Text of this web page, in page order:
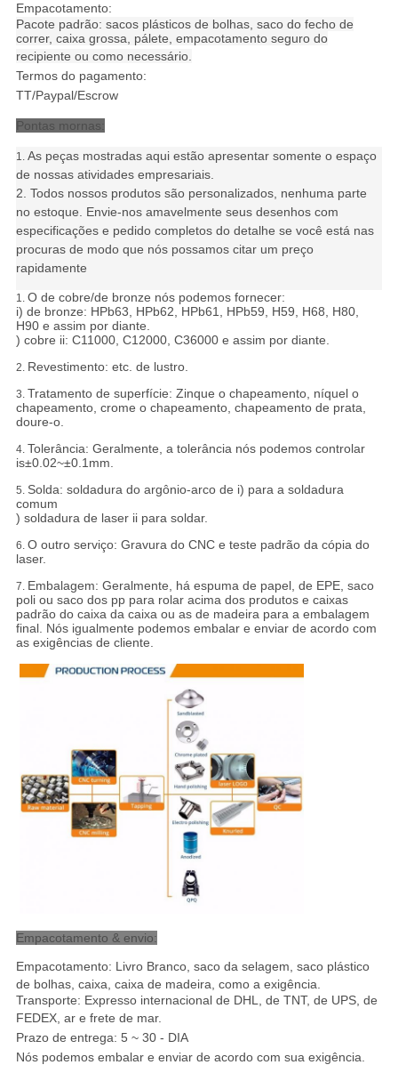
Empacotamento:
Pacote padrão: sacos plásticos de bolhas, saco do fecho de
correr, caixa grossa, pálete, empacotamento seguro do
recipiente ou como necessário.
Termos do pagamento:
TT/Paypal/Escrow
Pontas mornas:
1. As peças mostradas aqui estão apresentar somente o espaço
de nossas atividades empresariais.
2. Todos nossos produtos são personalizados, nenhuma parte
no estoque. Envie-nos amavelmente seus desenhos com
especificações e pedido completos do detalhe se você está nas
procuras de modo que nós possamos citar um preço
rapidamente
1. O de cobre/de bronze nós podemos fornecer:
i) de bronze: HPb63, HPb62, HPb61, HPb59, H59, H68, H80,
H90 e assim por diante.
) cobre ii: C11000, C12000, C36000 e assim por diante.
2. Revestimento: etc. de lustro.
3. Tratamento de superfície: Zinque o chapeamento, níquel o
chapeamento, crome o chapeamento, chapeamento de prata,
doure-o.
4. Tolerância: Geralmente, a tolerância nós podemos controlar
is±0.02~±0.1mm.
5. Solda: soldadura do argônio-arco de i) para a soldadura
comum
) soldadura de laser ii para soldar.
6. O outro serviço: Gravura do CNC e teste padrão da cópia do
laser.
7. Embalagem: Geralmente, há espuma de papel, de EPE, saco
poli ou saco dos pp para rolar acima dos produtos e caixas
padrão do caixa da caixa ou as de madeira para a embalagem
final. Nós igualmente podemos embalar e enviar de acordo com
as exigências de cliente.
Empacotamento & envio:
Empacotamento: Livro Branco, saco da selagem, saco plástico
de bolhas, caixa, caixa de madeira, como a exigência.
Transporte: Expresso internacional de DHL, de TNT, de UPS, de
FEDEX, ar e frete de mar.
Prazo de entrega: 5 ~ 30 - DIA
Nós podemos embalar e enviar de acordo com sua exigência.